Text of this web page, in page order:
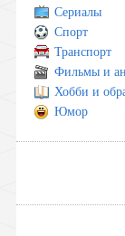
Сериалы
Спорт
Транспорт
Фильмы и
Хобби и
Юмор